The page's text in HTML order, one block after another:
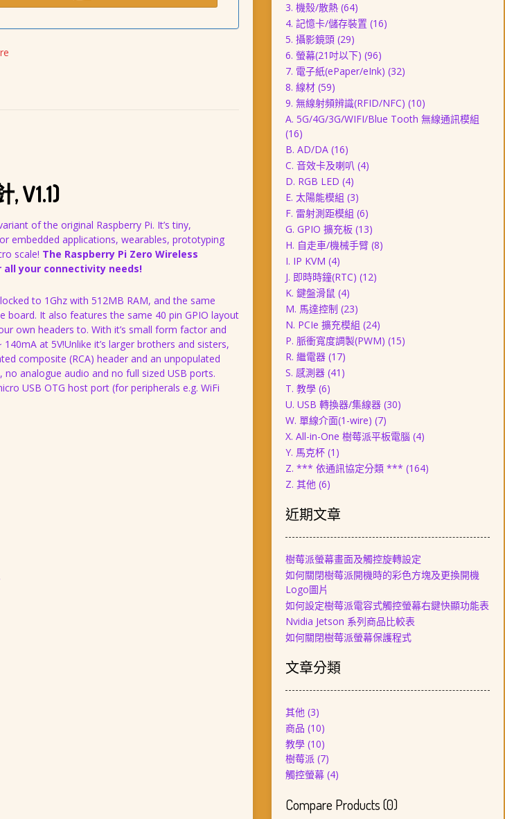
V1.1)
of the original Raspberry Pi. It’s tiny,
embedded applications, wearables, prototyping
scale! The Raspberry Pi Zero Wireless
your connectivity needs!
to 1Ghz with 512MB RAM, and the same
board. It also features the same 40 pin GPIO layout
own headers to. With it’s small form factor and
at 5V!Unlike it’s larger brothers and sisters,
composite (RCA) header and an unpopulated
analogue audio and no full sized USB ports.
USB OTG host port (for peripherals e.g. WiFi
3. 機殼/散熱 (64)
4. 記憶卡/儲存裝置 (16)
5. 攝影鏡頭 (29)
6. 螢幕(21吋以下) (96)
7. 電子紙(ePaper/eInk) (32)
8. 線材 (59)
9. 無線射頻辨識(RFID/NFC) (10)
A. 5G/4G/3G/WIFI/Blue Tooth 無線通訊模組
(16)
B. AD/DA (16)
C. 音效卡及喇叭 (4)
D. RGB LED (4)
E. 太陽能模組 (3)
F. 雷射測距模組 (6)
G. GPIO 擴充板 (13)
H. 自走車/機械手臂 (8)
I. IP KVM (4)
J. 即時時鐘(RTC) (12)
K. 鍵盤滑鼠 (4)
M. 馬達控制 (23)
N. PCIe 擴充模組 (24)
P. 脈衝寬度調製(PWM) (15)
R. 繼電器 (17)
S. 感測器 (41)
T. 教學 (6)
U. USB 轉換器/集線器 (30)
W. 單線介面(1-wire) (7)
X. All-in-One 樹莓派平板電腦 (4)
Y. 馬克杯 (1)
Z. *** 依通訊協定分類 *** (164)
Z. 其他 (6)
近期文章
樹莓派螢幕畫面及觸控旋轉設定
如何關閉樹莓派開機時的彩色方塊及更換開機
Logo圖片
如何設定樹莓派電容式觸控螢幕右鍵快顯功能表
Nvidia Jetson 系列商品比較表
如何關閉樹莓派螢幕保護程式
文章分類
其他(3)
商品 (10)
教學(10)
樹莓派(7)
觸控螢幕(4)
Compare Products(0)